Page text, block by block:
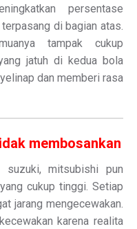
persentase
di bagian atas.
tampak cukup
jatuh di kedua bola
dan memberi rasa
membosankan
suzuki, mitsubishi pun
cukup tinggi. Setiap
jarang mengecewakan.
karena realita